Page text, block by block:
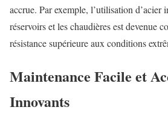
accrue. Par exemple, l’utilisation d’acier
réservoirs et les chaudières est devenue
résistance supérieure aux conditions
Maintenance Facile et
Innovants